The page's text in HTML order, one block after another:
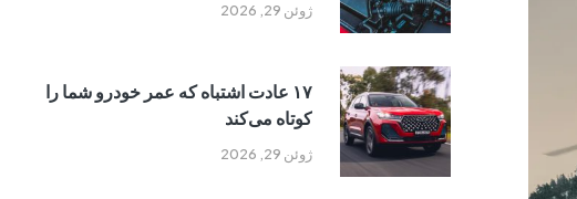
ژوئن 29, 2026
ژوئن 29, 2026
۱۷ عادت اشتباه که عمر خودرو شما را
کوتاه می‌کند